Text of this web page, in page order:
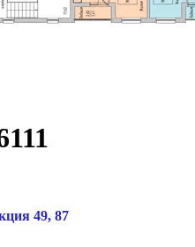
49, 87